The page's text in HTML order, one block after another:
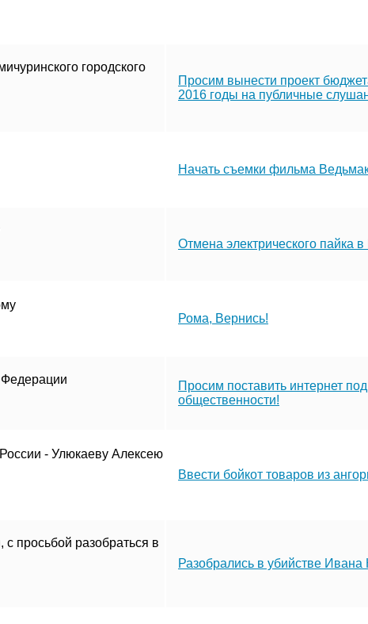
городского
Просим вынести проект
2016 годы на публичные
Начать съемки фильма
Отмена электрического пайка
Рома, Вернись!
Федерации
Просим поставить интернет
общественности!
- Улюкаеву Алексею
Ввести бойкот товаров из
просьбой разобраться в
Разобрались в убийстве Ивана